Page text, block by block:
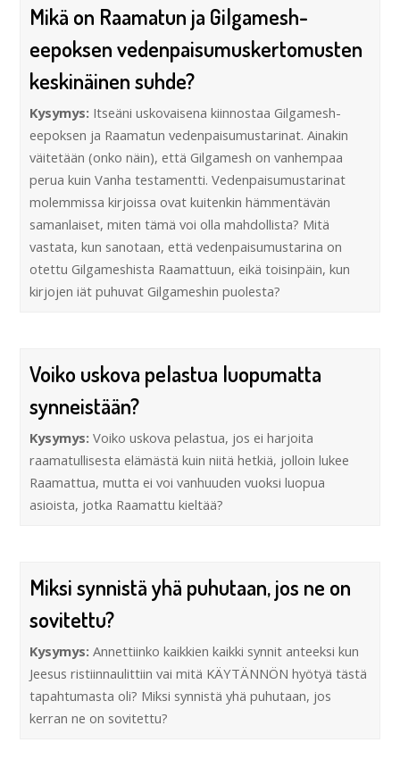
Mikä on Raamatun ja Gilgamesh-
eepoksen vedenpaisumuskertomusten
keskinäinen suhde?
Kysymys: Itseäni uskovaisena kiinnostaa Gilgamesh-
eepoksen ja Raamatun vedenpaisumustarinat. Ainakin
väitetään (onko näin), että Gilgamesh on vanhempaa
perua kuin Vanha testamentti. Vedenpaisumustarinat
molemmissa kirjoissa ovat kuitenkin hämmentävän
samanlaiset, miten tämä voi olla mahdollista? Mitä
vastata, kun sanotaan, että vedenpaisumustarina on
otettu Gilgameshista Raamattuun, eikä toisinpäin, kun
kirjojen iät puhuvat Gilgameshin puolesta?
Voiko uskova pelastua luopumatta
synneistään?
Kysymys:Voiko uskova pelastua, jos ei harjoita
raamatullisesta elämästä kuin niitä hetkiä, jolloin lukee
Raamattua, mutta ei voi vanhuuden vuoksi luopua
asioista, jotka Raamattu kieltää?
Miksi synnistä yhä puhutaan, jos ne on
sovitettu?
Kysymys:Annettiinko kaikkien kaikki synnit anteeksi kun
Jeesus ristiinnaulittiin vai mitä KÄYTÄNNÖN hyötyä tästä
tapahtumasta oli? Miksi synnistä yhä puhutaan, jos
kerran ne on sovitettu?